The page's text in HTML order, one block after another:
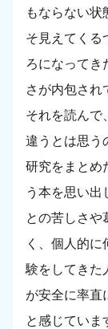
もならない状
そ見えてくる
ろになってき
さが内包され
それを読んで
違うとは思う
研究をまとめ
う本を思い出
との苦しさや
く、個人的
験をしてきた
が安全に率直
と感じていま